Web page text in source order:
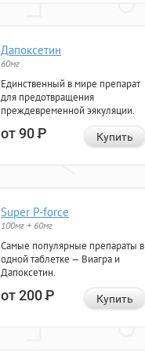
Дапоксетин
60мг
Единственный в мире препарат
для предотвращения
преждевременной эякуляции.
от 90Р Купить
Super P-force
100мг + 60мг
Самые популярные препараты в
одной таблетке — Виагра и
Дапоксетин.
от 200Р Купить